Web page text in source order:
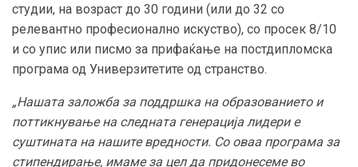
студии, на возраст до 30 години (или до 32 со
релевантно професионално искуство), со просек 8/10
и со упис или писмо за прифаќање на постдипломска
програма од Универзитетите од странство.
„Нашата заложба за поддршка на образованието и
поттикнување на следната генерација лидери е
суштината на нашите вредности. Со оваа програма за
стипендирање, имаме за цел да придонесеме во